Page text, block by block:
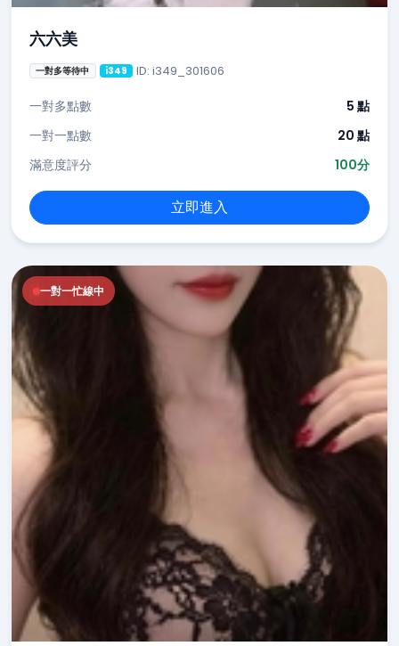
六六美
一對多等待中 i349 ID: i349_301606
一對多點數
5 點
一對一點數
20 點
滿意度評分
100分
立即進入
一對一忙線中